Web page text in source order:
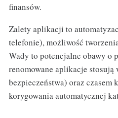
finansów.
Zalety aplikacji to
telefonie), możliwość
Wady to potencjalne obawy o
renomowane aplikacje stosują
bezpieczeństwa) oraz czasem
korygowania automatycznej